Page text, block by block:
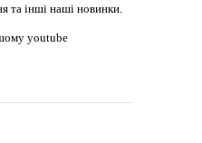
та інші наші новинки.
youtube